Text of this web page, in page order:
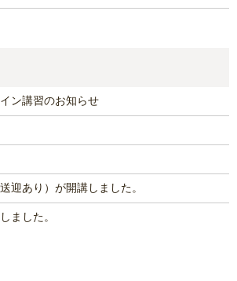
ン講習のお知らせ
迎あり）が開講しました。
ました。